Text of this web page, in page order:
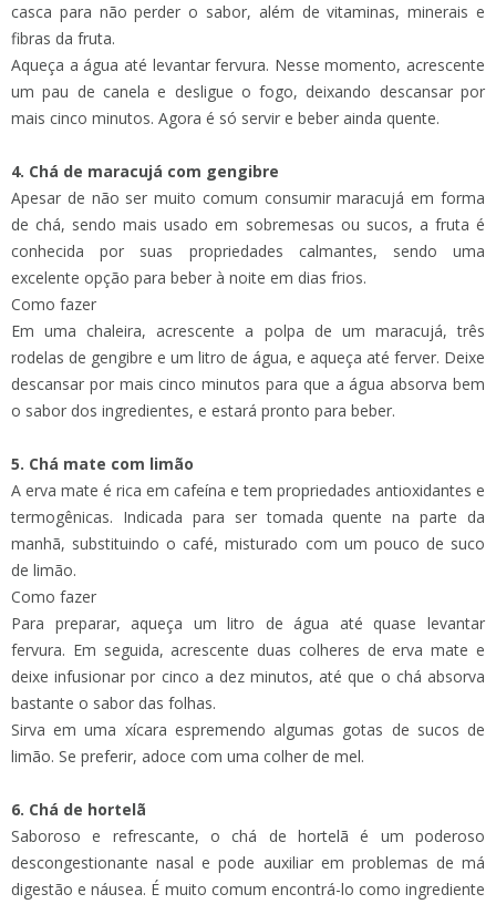
casca para não perder o sabor, além de vitaminas, minerais e
fibras da fruta.
Aqueça a água até levantar fervura. Nesse momento, acrescente
um pau de canela e desligue o fogo, deixando descansar por
mais cinco minutos. Agora é só servir e beber ainda quente.
4. Chá de maracujá com gengibre
Apesar de não ser muito comum consumir maracujá em forma
de chá, sendo mais usado em sobremesas ou sucos, a fruta é
conhecida por suas propriedades calmantes, sendo uma
excelente opção para beber à noite em dias frios.
Como fazer
Em uma chaleira, acrescente a polpa de um maracujá, três
rodelas de gengibre e um litro de água, e aqueça até ferver. Deixe
descansar por mais cinco minutos para que a água absorva bem
o sabor dos ingredientes, e estará pronto para beber.
5. Chá mate com limão
A erva mate é rica em cafeína e tem propriedades antioxidantes e
termogênicas. Indicada para ser tomada quente na parte da
manhã, substituindo o café, misturado com um pouco de suco
de limão.
Como fazer
Para preparar, aqueça um litro de água até quase levantar
fervura. Em seguida, acrescente duas colheres de erva mate e
deixe infusionar por cinco a dez minutos, até que o chá absorva
bastante o sabor das folhas.
Sirva em uma xícara espremendo algumas gotas de sucos de
limão. Se preferir, adoce com uma colher de mel.
6. Chá de hortelã
Saboroso e refrescante, o chá de hortelã é um poderoso
descongestionante nasal e pode auxiliar em problemas de má
digestão e náusea. É muito comum encontrá-lo como ingrediente